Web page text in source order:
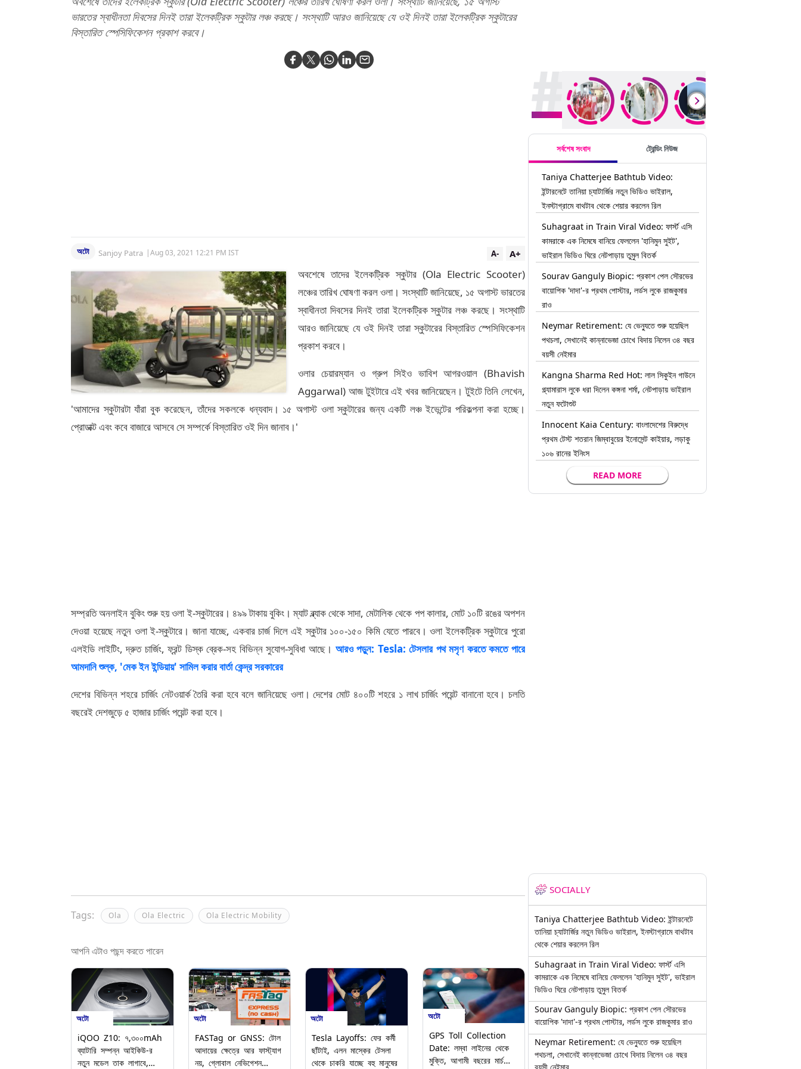
ভারতের স্বাধীনতা দিবসের দিনই তারা ইলেকট্রিক স্কুটার লঞ্চ করছে। সংস্থাটি আরও জানিয়েছে যে ওই দিনই তারা ইলেকট্রিক স্কুটারের
বিস্তারিত স্পেসিফিকেশন প্রকাশ করবে।
অটো Sanjoy Patra |Aug 03, 2021 12:21 PM IST A+
A-
অবশেষে তাদের ইলেকট্রিক স্কুটার (Ola Electric Scooter)
লঞ্চের তারিখ ঘোষণা করল ওলা। সংস্থাটি জানিয়েছে, ১৫ অগাস্ট ভারতের
স্বাধীনতা দিবসের দিনই তারা ইলেকট্রিক স্কুটার লঞ্চ করছে। সংস্থাটি
আরও জানিয়েছে যে ওই দিনই তারা স্কুটারের বিস্তারিত স্পেসিফিকেশন
প্রকাশ করবে।
ওলার চেয়ারম্যান ও গ্রুপ সিইও ভাবিশ আগরওয়াল (Bhavish
Aggarwal) আজ টুইটারে এই খবর জানিয়েছেন। টুইটে তিনি লেখেন,
'আমাদের স্কুটারটা যাঁরা বুক করেছেন, তাঁদের সকলকে ধন্যবাদ। ১৫ অগাস্ট ওলা স্কুটারের জন্য একটি লঞ্চ ইভেন্টের পরিকল্পনা করা হচ্ছে।
প্রোডাক্ট এবং কবে বাজারে আসবে সে সম্পর্কে বিস্তারিত ওই দিন জানাব।'
সম্প্রতি অনলাইন বুকিং শুরু হয় ওলা ই-স্কুটারের। ৪৯৯ টাকায় বুকিং। ম্যাট ব্ল্যাক থেকে সাদা, মেটালিক থেকে পপ কালার, মোট ১০টি রঙের অপশন
দেওয়া হয়েছে নতুন ওলা ই-স্কুটারে। জানা যাচ্ছে, একবার চার্জ দিলে এই স্কুটার ১০০-১৫০ কিমি যেতে পারবে। ওলা ইলেকট্রিক স্কুটারে পুরো
এলইডি লাইটিং, দ্রুত চার্জিং, ফ্রন্ট ডিস্ক ব্রেক-সহ বিভিন্ন সুযোগ-সুবিধা আছে। আরও পড়ুন: Tesla: টেসলার পথ মসৃণ করতে কমতে পারে
আমদানি শুল্ক, 'মেক ইন ইন্ডিয়ায়' সামিল করার বার্তা কেন্দ্র সরকারের
দেশের বিভিন্ন শহরে চার্জিং নেটওয়ার্ক তৈরি করা হবে বলে জানিয়েছে ওলা। দেশের মোট ৪০০টি শহরে ১ লাখ চার্জিং পয়েন্ট বানানো হবে। চলতি
বছরেই দেশজুড়ে ৫ হাজার চার্জিং পয়েন্ট করা হবে।
Tags: Ola Ola Electric Ola Electric Mobility
আপনি এটাও পছন্দ করতে পারেন
অটো
iQOO Z10: ৭,৩০০mAh
ব্যাটারি সম্পন্ন আইকিউ-র
নতুন মডেল তাক লাগাবে,
অটো
FASTag or GNSS: টোল
আদায়ের ক্ষেত্রে আর ফাস্ট্যাগ
নয়, গ্লোবাল নেভিগেশন
অটো
Tesla Layoffs: ফের কর্মী
ছাঁটাই, এলন মাস্কের টেসলা
থেকে চাকরি যাচ্ছে বহু মানুষের
অটো
GPS Toll Collection
Date: লম্বা লাইনের থেকে
মুক্তি, আগামী বছরের মার্চ
সর্বশেষ সংবাদ ট্রেন্ডিং নিউজ
Taniya Chatterjee Bathtub Video:
ইন্টারনেটে তানিয়া চ্যাটার্জির নতুন ভিডিও ভাইরাল,
ইনস্টাগ্রামে বাথটাব থেকে শেয়ার করলেন রিল
Suhagraat in Train Viral Video: ফার্স্ট এসি
কামরাকে এক নিমেষে বানিয়ে ফেললেন 'হানিমুন সুইট',
ভাইরাল ভিডিও ঘিরে নেটপাড়ায় তুমুল বিতর্ক
Sourav Ganguly Biopic: প্রকাশ পেল সৌরভের
বায়োপিক 'দাদা'-র প্রথম পোস্টার, লর্ডস লুকে রাজকুমার
রাও
Neymar Retirement: যে ভেন্যুতে শুরু হয়েছিল
পথচলা, সেখানেই কান্নাভেজা চোখে বিদায় নিলেন ৩৪ বছর
বয়সী নেইমার
Kangna Sharma Red Hot: লাল সিকুইন গাউনে
গ্ল্যামারাস লুকে ধরা দিলেন কঙ্গনা শর্মা, নেটপাড়ায় ভাইরাল
নতুন ফটোশুট
Innocent Kaia Century: বাংলাদেশের বিরুদ্ধে
প্রথম টেস্ট শতরান জিম্বাবুয়ের ইনোসেন্ট কাইয়ার, লড়াকু
১০৬ রানের ইনিংস
READ MORE
SOCIALLY
Taniya Chatterjee Bathtub Video: ইন্টারনেটে
তানিয়া চ্যাটার্জির নতুন ভিডিও ভাইরাল, ইনস্টাগ্রামে বাথটাব
থেকে শেয়ার করলেন রিল
Suhagraat in Train Viral Video: ফার্স্ট এসি
কামরাকে এক নিমেষে বানিয়ে ফেললেন 'হানিমুন সুইট', ভাইরাল
ভিডিও ঘিরে নেটপাড়ায় তুমুল বিতর্ক
Sourav Ganguly Biopic: প্রকাশ পেল সৌরভের
বায়োপিক 'দাদা'-র প্রথম পোস্টার, লর্ডস লুকে রাজকুমার রাও
Neymar Retirement: যে ভেন্যুতে শুরু হয়েছিল
পথচলা, সেখানেই কান্নাভেজা চোখে বিদায় নিলেন ৩৪ বছর
বয়সী নেইমার